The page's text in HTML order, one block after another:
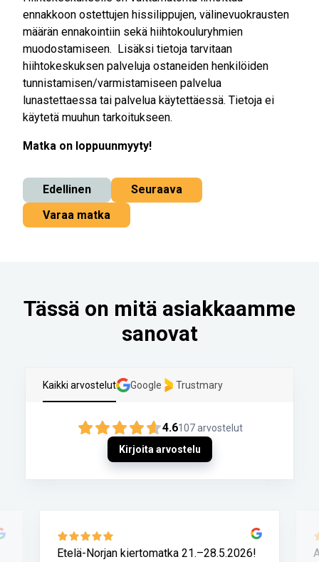
ennakkoon ostettujen hissilippujen, välinevuokrausten
määrän ennakointiin sekä hiihtokouluryhmien
muodostamiseen. Lisäksi tietoja tarvitaan
hiihtokeskuksen palveluja ostaneiden henkilöiden
tunnistamisen/varmistamiseen palvelua
lunastettaessa tai palvelua käytettäessä. Tietoja ei
käytetä muuhun tarkoitukseen.
Matka on loppuunmyyty!
Edellinen
Seuraava
Varaa matka
Tässä on mitä asiakkaamme
sanovat
Kaikki arvostelut Google Trustmary
4.6107 arvostelut
Kirjoita arvostelu
Etelä-Norjan kiertomatka 21.–28.5.2026!